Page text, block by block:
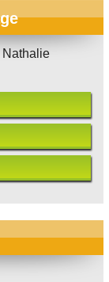
Nathalie